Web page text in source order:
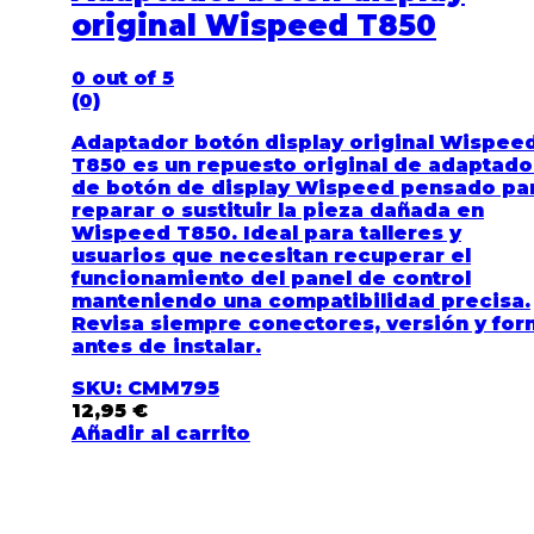
original Wispeed T850
0 out of 5
(0)
Adaptador botón display original
T850 es un repuesto original de
de botón de display Wispeed pensado
reparar o sustituir la pieza dañada en
Wispeed T850. Ideal para talleres y
usuarios que necesitan recuperar el
funcionamiento del panel de control
manteniendo una compatibilidad precisa.
Revisa siempre conectores, versión y
antes de instalar.
SKU: CMM795
12,95 €
Añadir al carrito